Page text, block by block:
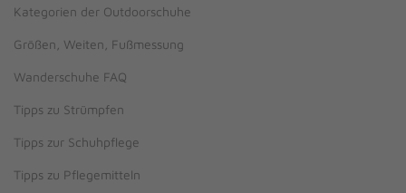
Kategorien der Outdoorschuhe
Größen, Weiten, Fußmessung
Wanderschuhe FAQ
Tipps zu Strümpfen
Tipps zur Schuhpflege
Tipps zu Pflegemitteln